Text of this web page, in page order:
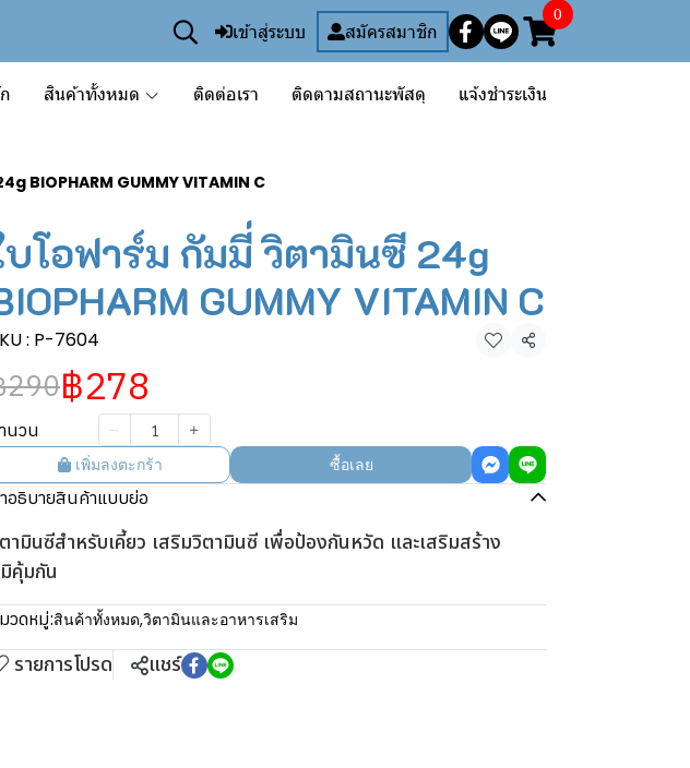
เข้าสู่ระบบ สมัครสมาชิก
0
สินค้าทั้งหมด ติดต่อเรา ติดตามสถานะพัสดุ แจ้งชำระเงิน
BIOPHARM GUMMY VITAMIN C
บโอฟาร์ม กัมมี่ วิตามินซี 24g
GUMMY VITAMIN C
: P-7604 แชร์
290฿278
นวน
เพิ่มลงตะกร้า
ซื้อเลย
อธิบายสินค้าแบบย่อ
ามินซีสำหรับเคี้ยว เสริมวิตามินซี เพื่อป้องกันหวัด และเสริมสร้าง
คุ้มกัน
วดหมู่:สินค้าทั้งหมด,วิตามินและอาหารเสริม
รายการโปรด แชร์